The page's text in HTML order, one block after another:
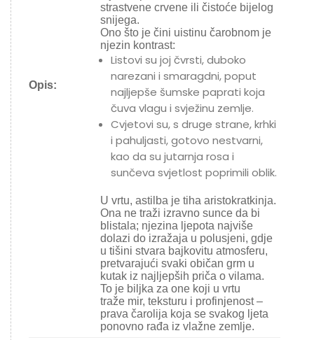
Opis:
strastvene crvene ili čistoće bijelog
snijega.
Ono što je čini uistinu čarobnom je
njezin kontrast:
Listovi su joj čvrsti, duboko
narezani i smaragdni, poput
najljepše šumske paprati koja
čuva vlagu i svježinu zemlje.
Cvjetovi su, s druge strane, krhki
i pahuljasti, gotovo nestvarni,
kao da su jutarnja rosa i
sunčeva svjetlost poprimili oblik.
U vrtu, astilba je tiha aristokratkinja.
Ona ne traži izravno sunce da bi
blistala; njezina ljepota najviše
dolazi do izražaja u polusjeni, gdje
u tišini stvara bajkovitu atmosferu,
pretvarajući svaki običan grm u
kutak iz najljepših priča o vilama.
To je biljka za one koji u vrtu
traže mir, teksturu i profinjenost –
prava čarolija koja se svakog ljeta
ponovno rađa iz vlažne zemlje.